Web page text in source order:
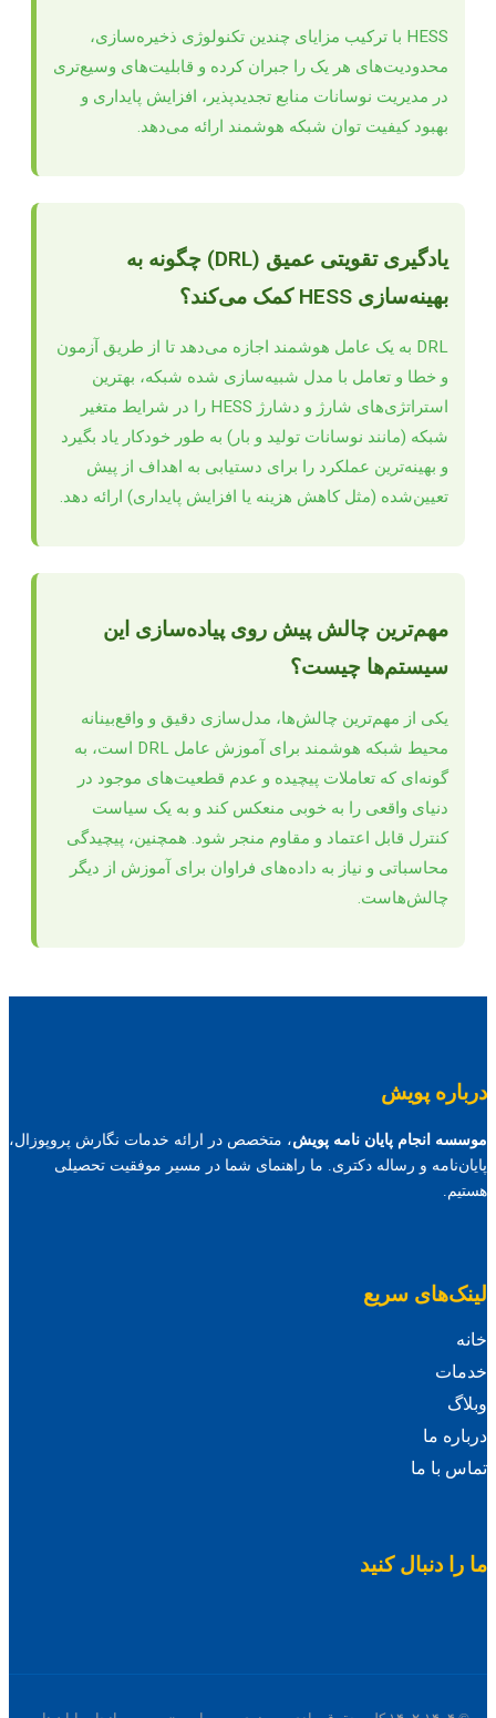
HESS با ترکیب مزایای چندین تکنولوژی ذخیره‌سازی،
محدودیت‌های هر یک را جبران کرده و قابلیت‌های وسیع‌تری
در مدیریت نوسانات منابع تجدیدپذیر، افزایش پایداری و
بهبود کیفیت توان شبکه هوشمند ارائه می‌دهد.
یادگیری تقویتی عمیق (DRL) چگونه به
بهینه‌سازی HESS کمک می‌کند؟
DRL به یک عامل هوشمند اجازه می‌دهد تا از طریق آزمون
و خطا و تعامل با مدل شبیه‌سازی شده شبکه، بهترین
استراتژی‌های شارژ و دشارژ HESS را در شرایط متغیر
شبکه (مانند نوسانات تولید و بار) به طور خودکار یاد بگیرد
و بهینه‌ترین عملکرد را برای دستیابی به اهداف از پیش
تعیین‌شده (مثل کاهش هزینه یا افزایش پایداری) ارائه دهد.
مهم‌ترین چالش پیش روی پیاده‌سازی این
سیستم‌ها چیست؟
یکی از مهم‌ترین چالش‌ها، مدل‌سازی دقیق و واقع‌بینانه
محیط شبکه هوشمند برای آموزش عامل DRL است، به
گونه‌ای که تعاملات پیچیده و عدم قطعیت‌های موجود در
دنیای واقعی را به خوبی منعکس کند و به یک سیاست
کنترل قابل اعتماد و مقاوم منجر شود. همچنین، پیچیدگی
محاسباتی و نیاز به داده‌های فراوان برای آموزش از دیگر
چالش‌هاست.
درباره پویش
موسسه انجام پایان نامه پویش، متخصص در ارائه خدمات نگارش پروپوزال،
پایان‌نامه و رساله دکتری. ما راهنمای شما در مسیر موفقیت تحصیلی
هستیم.
لینک‌های سریع
خانه
خدمات
وبلاگ
درباره ما
تماس با ما
ما را دنبال کنید